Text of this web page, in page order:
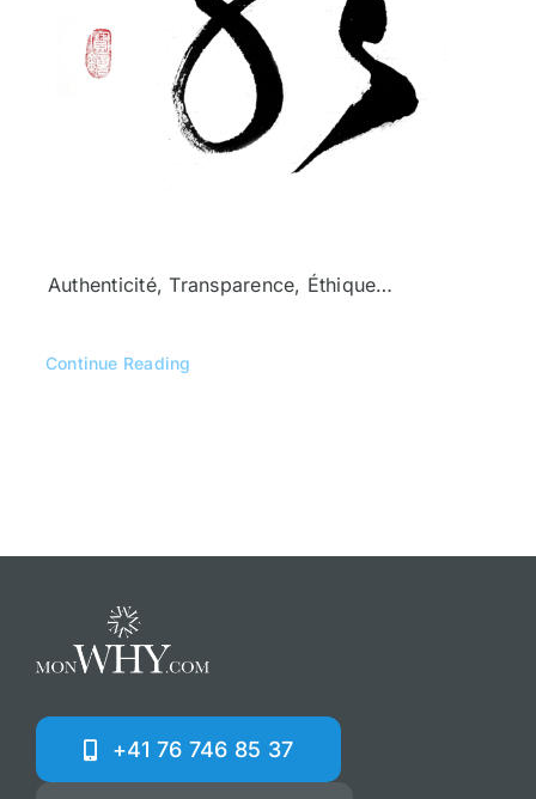
Authenticité, Transparence, Éthique…
Continue Reading
+41 76 746 85 37